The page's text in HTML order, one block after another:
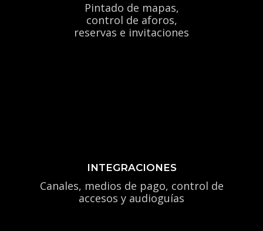
Pintado de mapas,
control de aforos,
reservas e invitaciones
INTEGRACIONES
Canales, medios de pago, control de
accesos y audioguías